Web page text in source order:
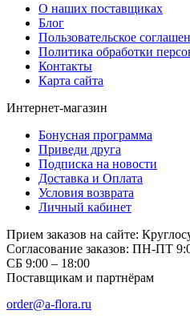
О наших поставщиках
Блог
Пользовательское
Политика обработки
Контакты
Карта сайта
Интернет-магазин
Бонусная программа
Приведи друга
Подписка на новости
Доставка и Оплата
Условия возврата
Личный кабинет
Прием заказов на сайте:
Согласование заказов: ПН-ПТ
СБ 9:00 – 18:00
Поставщикам и партнёрам
order@a-flora.ru